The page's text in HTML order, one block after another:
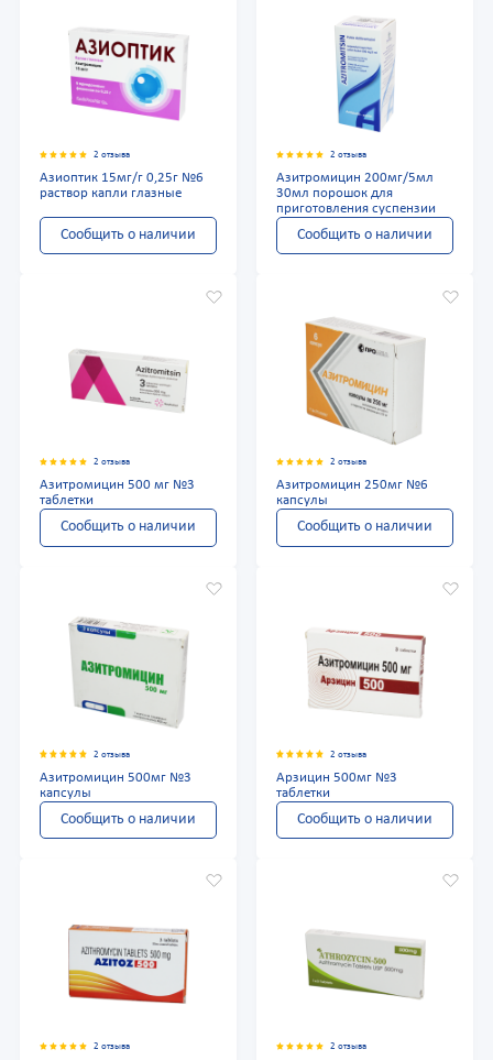
2 отзыва
Азиоптик 15мг/г 0,25г №6
раствор капли глазные
Сообщить о наличии
2 отзыва
Азитромицин 200мг/5мл
30мл порошок для
приготовления суспензии
Сообщить о наличии
2 отзыва
Азитромицин 500 мг №3
таблетки
Сообщить о наличии
2 отзыва
Азитромицин 250мг №6
капсулы
Сообщить о наличии
2 отзыва
Азитромицин 500мг №3
капсулы
Сообщить о наличии
2 отзыва
Арзицин 500мг №3
таблетки
Сообщить о наличии
2 отзыва 2 отзыва